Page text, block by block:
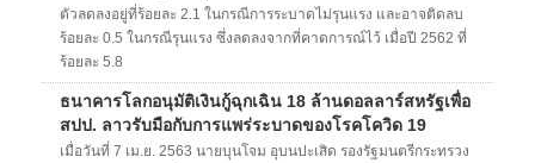
ตัวลดลงอยู่ที่ร้อยละ 2.1 ในกรณีการระบาดไม่รุนแรง และอาจติดลบ
ร้อยละ 0.5 ในกรณีรุนแรง ซึ่งลดลงจากที่คาดการณ์ไว้ เมื่อปี 2562 ที่
ร้อยละ 5.8
ธนาคารโลกอนุมัติเงินกู้ฉุกเฉิน 18 ล้านดอลลาร์สหรัฐเพื่อ
สปป. ลาวรับมือกับการแพร่ระบาดของโรคโควิด 19
เมื่อวันที่ 7 เม.ย. 2563 นายบุนโจม อุบนปะเสิด รองรัฐมนตรีกระทรวง